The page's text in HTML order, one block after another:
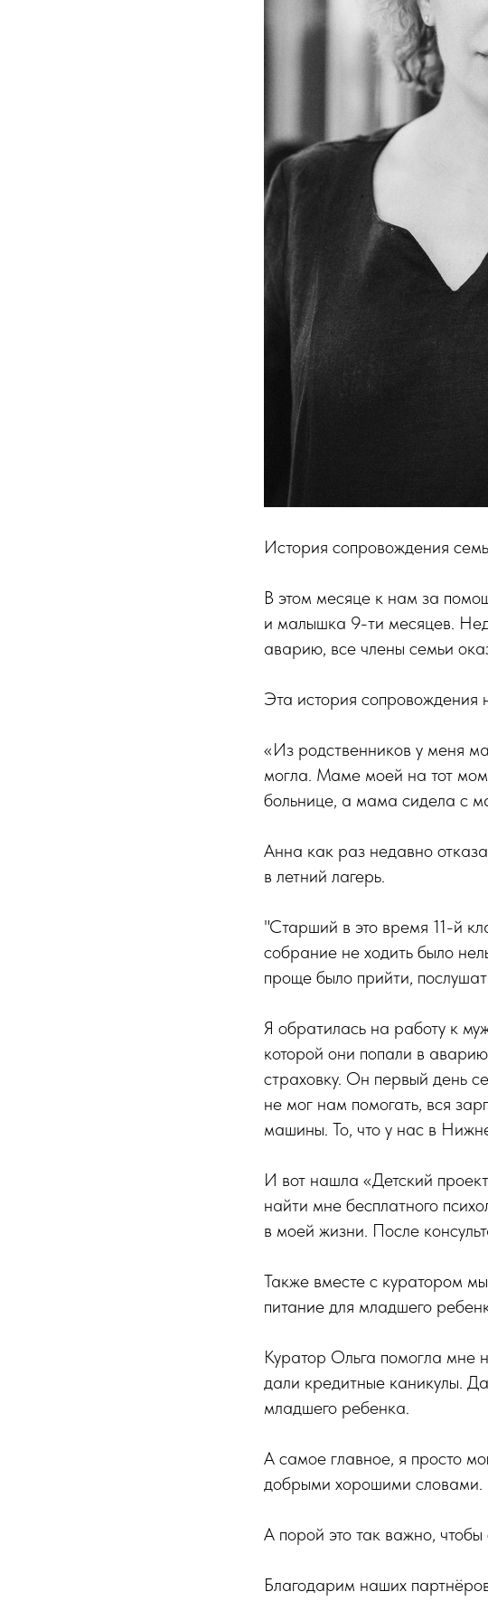
История сопровождения
В этом месяце к нам за
и малышка 9-ти месяцев.
аварию, все члены семьи
Эта история
«Из родственников у меня
могла. Маме моей на тот
больнице, а мама сидела с
Анна как раз недавно
в летний лагерь.
"Старший в это время 11-й
собрание не ходить было
проще было прийти,
Я обратилась на работу к
которой они попали в
страховку. Он первый день
не мог нам помогать, вся
машины. То, что у нас в
И вот нашла «Детский
найти мне бесплатного
в моей жизни. После
Также вместе с куратором
питание для младшего
Куратор Ольга помогла мне
дали кредитные каникулы.
младшего ребенка.
А самое главное, я просто
добрыми хорошими словами.
А порой это так важно,
Благодарим наших